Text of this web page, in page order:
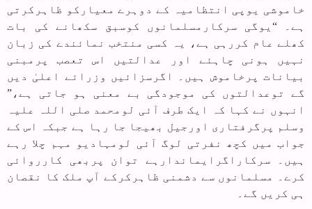
خاموشی یوپی انتظامیہ کے دوہرے معیارکو ظاہرکرتی
ہے۔ “یوگی سرکارمسلمانوں کوسبق سکھانے کی بات
کھلے عام کررہی ہے، یہ کسی منتخب نمائندے کی زبان
نہیں ہونی چاہئے اور عدالتیں اس تعصب پرمبنی
بیانات پرخاموش ہیں۔ اگرسزائیں وزرائے اعلیٰ دیں
گے توعدالتوں کی موجودگی بے معنی ہو جاتی ہے،”
انہوں نے کہا کہ ایک طرف آئی لومحمد صلی اللہ علیہ
وسلم پرگرفتاری اورجیل بھیجا جا رہا ہے جبکہ اس کے
جواب میں کچھ نفرتی لوگ آئی لومہادیو مہم چلا رہے
ہیں۔ سرکاراگرایماندارہے توان پربھی کارروائی
کرے۔ مسلمانوں سے دشمنی ظاہرکرکے آپ ملک کا نقصان
ہی کریں گے۔